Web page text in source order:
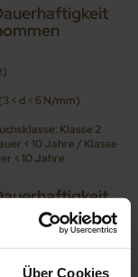
Über Cookies
< d < 6 N/mm)
Klasse 2
< 10 Jahre / Klasse
< 10 Jahre
< d < 6 N/mm)